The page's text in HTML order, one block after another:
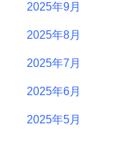
2025年9月
2025年8月
2025年7月
2025年6月
2025年5月